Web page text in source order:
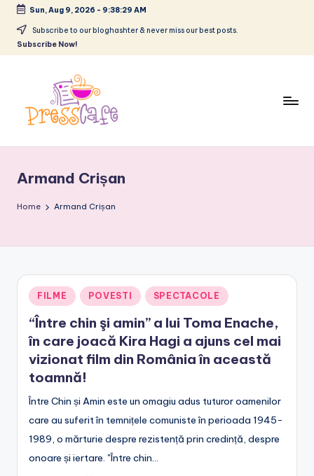
Skip
Sun, Aug 9, 2026 - 9:38:30 AM
Subscribe to our bloghashter & never miss our best posts.
Subscribe Now!
e
s
a
f
e
r
o
urbane
Armand Crișan
Home Armand Crișan
Posted
FILME POVESTI SPECTACOLE
“Între chin şi amin” a lui Toma Enache,
în care joacă Kira Hagi a ajuns cel mai
vizionat film din România în această
toamnă!
Între Chin și Amin este un omagiu adus tuturor oamenilor
care au suferit în temnițele comuniste în perioada 1945-
1989, o mărturie despre rezistență prin credință, despre
onoare și iertare. "Între chin…